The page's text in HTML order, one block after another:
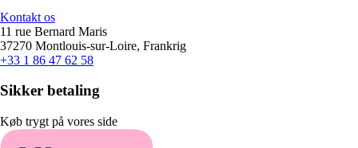
Kontakt os
11 rue Bernard Maris
37270 Montlouis-sur-Loire, Frankrig
+33 1 86 47 62 58
Sikker betaling
Køb trygt på vores side